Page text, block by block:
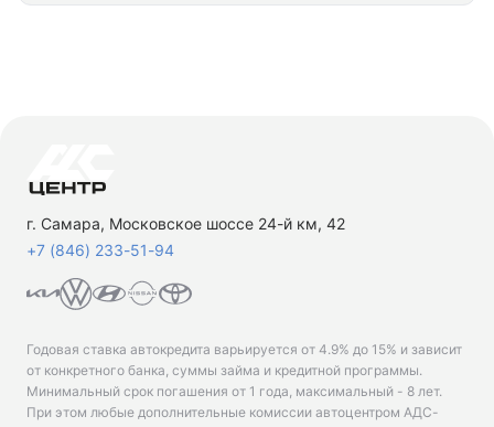
г. Самара, Московское шоссе 24-й км, 42
+7 (846) 233-51-94
Годовая ставка автокредита варьируется от 4.9% до 15% и зависит
от конкретного банка, суммы займа и кредитной программы.
Минимальный срок погашения от 1 года, максимальный - 8 лет.
При этом любые дополнительные комиссии автоцентром АДС-